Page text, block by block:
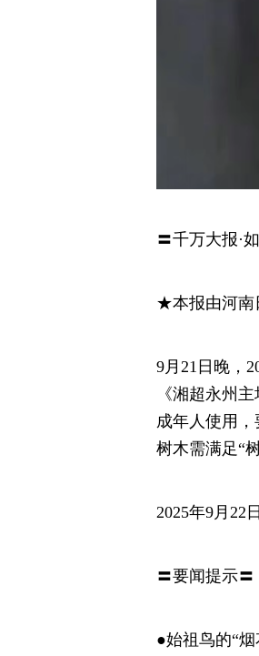
〓千万大报·
★本报由河南
9月21日晚，
《湘超永州
成年人使用
树木需满足“
2025年9月22
〓要闻提示〓
●始祖鸟的“